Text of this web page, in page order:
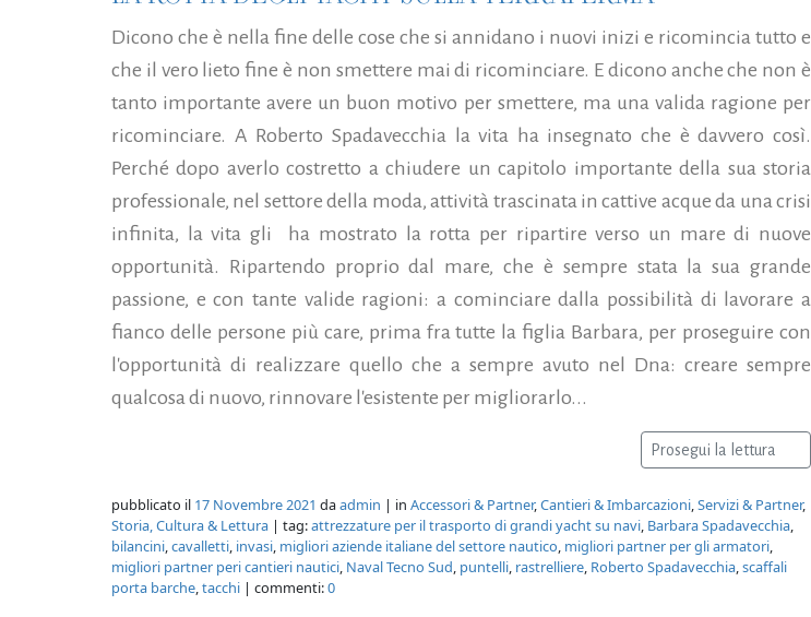
Dicono che è nella fine delle cose che si annidano i nuovi inizi e ricomincia tutto e
che il vero lieto fine è non smettere mai di ricominciare. E dicono anche che non è
tanto importante avere un buon motivo per smettere, ma una valida ragione per
ricominciare. A Roberto Spadavecchia la vita ha insegnato che è davvero così.
Perché dopo averlo costretto a chiudere un capitolo importante della sua storia
professionale, nel settore della moda, attività trascinata in cattive acque da una crisi
infinita, la vita gli ha mostrato la rotta per ripartire verso un mare di nuove
opportunità. Ripartendo proprio dal mare, che è sempre stata la sua grande
passione, e con tante valide ragioni: a cominciare dalla possibilità di lavorare a
fianco delle persone più care, prima fra tutte la figlia Barbara, per proseguire con
l'opportunità di realizzare quello che a sempre avuto nel Dna: creare sempre
qualcosa di nuovo, rinnovare l'esistente per migliorarlo...
Prosegui la lettura
pubblicato il 17 Novembre 2021 daadmin | in Accessori & Partner,Cantieri & Imbarcazioni,Servizi & Partner,
Storia, Cultura & Lettura | tag:attrezzature per il trasporto di grandi yacht su navi, Barbara Spadavecchia,
bilancini,cavalletti, invasi, migliori aziende italiane del settore nautico, migliori partner per gli armatori,
migliori partner peri cantieri nautici, Naval Tecno Sud, puntelli, rastrelliere, Roberto Spadavecchia,scaffali
porta barche,tacchi | commenti:0